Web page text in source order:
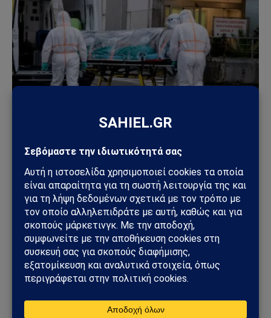
Συναγερμός στην Ιταλία για πιθανό κρούσμα
Έμπολα: Ασθενής σε απομόνωση μετά από ταξίδι
στο Κονγκό